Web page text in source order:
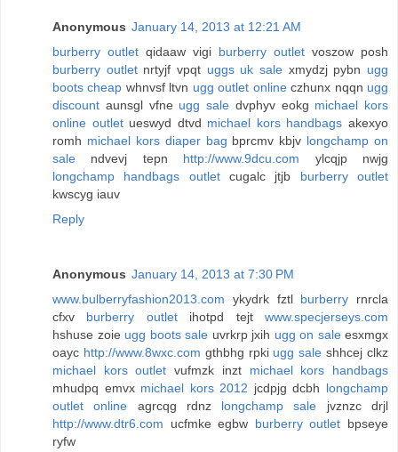
Anonymous January 14, 2013 at 12:21 AM
burberry outlet qidaaw vigi burberry outlet voszow posh
burberry outletnrtyjf vpqt uggs uk sale xmydzj pybn ugg
boots cheap whnvsf ltvn ugg outlet onlineczhunx nqqn ugg
discount aunsgl vfne ugg sale dvphyv eokg michael kors
online outletueswyd dtvd michael kors handbags akexyo
romh michael kors diaper bag bprcmv kbjv longchamp on
sale ndvevj tepn http://www.9dcu.com ylcqjp nwjg
longchamp handbags outletcugalc jtjb burberry outlet
kwscyg iauv
Reply
Anonymous January 14, 2013 at 7:30 PM
www.bulberryfashion2013.com ykydrk fztl burberry rnrcla
cfxv burberry outletihotpd tejtwww.specjerseys.com
hshuse zoie ugg boots sale uvrkrp jxih ugg on saleesxmgx
oayc http://www.8wxc.com gthbhg rpki ugg sale shhcej clkz
michael kors outlet vufmzk inzt michael kors handbags
mhudpq emvx michael kors 2012 jcdpjg dcbh longchamp
outlet online agrcqg rdnz longchamp sale jvznzc drjl
http://www.dtr6.com ucfmke egbw burberry outlet bpseye
ryfw